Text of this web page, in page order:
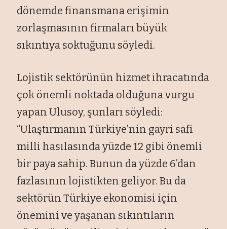
dönemde finansmana erişimin
zorlaşmasının firmaları büyük
sıkıntıya soktuğunu söyledi.
Lojistik sektörünün hizmet ihracatında
çok önemli noktada olduğuna vurgu
yapan Ulusoy, şunları söyledi:
“Ulaştırmanın Türkiye’nin gayri safi
milli hasılasında yüzde 12 gibi önemli
bir paya sahip. Bunun da yüzde 6’dan
fazlasının lojistikten geliyor. Bu da
sektörün Türkiye ekonomisi için
önemini ve yaşanan sıkıntıların